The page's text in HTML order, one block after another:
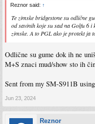
Reznor said: ↑
Te zimske bridgestone su odlične
od savinih koje su sad na Golfu 6
zimske. A to PGL ako je protekt ja
Odlične su gume dok ih ne
M+S znaci mud/show sto ih
Sent from my SM-S911B
Jun 23, 2024
Reznor